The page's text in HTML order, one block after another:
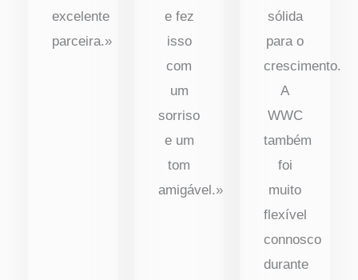
excelente
parceira.»
e fez
isso
com
um
sorriso
e um
tom
amigável.»
sólida
para o
crescimento.
A
WWC
também
foi
muito
flexível
connosco
durante